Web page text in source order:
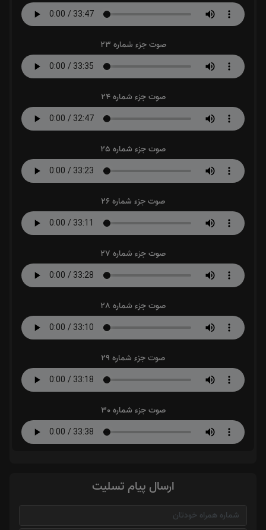
صوت جزء شماره 23
صوت جزء شماره 24
صوت جزء شماره 25
صوت جزء شماره 26
صوت جزء شماره 27
صوت جزء شماره 28
صوت جزء شماره 29
صوت جزء شماره 30
ارسال پیام تسلیت